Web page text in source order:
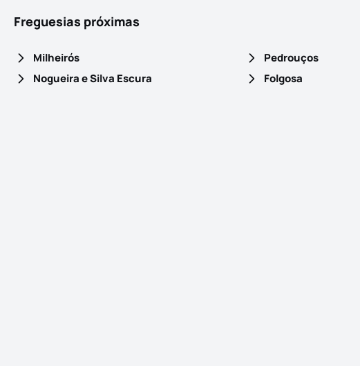
Freguesias próximas
Milheirós Pedrouços
Nogueira e Silva Escura
Folgosa